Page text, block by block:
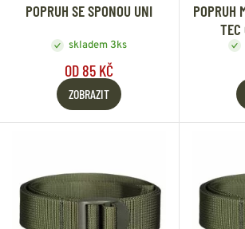
POPRUH SE SPONOU UNI
skladem 3ks
OD 85 KČ
ZOBRAZIT
POPRUH
TEC